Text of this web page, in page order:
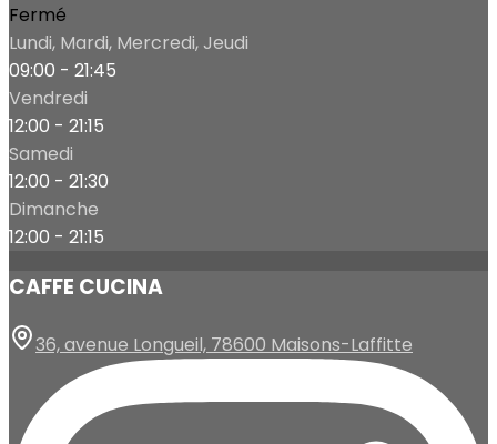
Fermé
Lundi, Mardi, Mercredi, Jeudi
09:00 - 21:45
Vendredi
12:00 - 21:15
Samedi
12:00 - 21:30
Dimanche
12:00 - 21:15
CAFFE CUCINA
36, avenue Longueil, 78600 Maisons-Laffitte